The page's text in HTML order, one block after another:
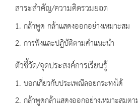
สาระสำคัญ/ความคิดรวมยอด
1. กล้าพูด กล้าแสดงออกอย่างเหมาะสม
2. การฟังและปฏิบัติตามคำแนะนำ
ตัวชี้วัด/จุดประสงค์การเรียนรู้
1. บอกเกี่ยวกับประเพณีลอยกระทงได้
2. กล้าพูดกล้าแสดงออกอย่างเหมาะสมต